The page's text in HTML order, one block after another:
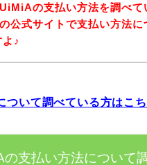
の支払い方法を調べて
公式サイトで支払い方法に
♪
いて調べている方はこ
の支払い方法について